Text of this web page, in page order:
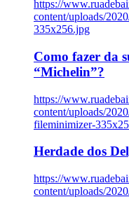
https://
content/uploads/
335x256.jpg
Como fazer da
“Michelin”?
https://
content/uploads/
fileminimizer-
Herdade dos
https://
content/uploads/